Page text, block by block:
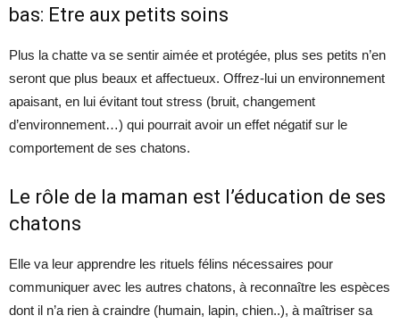
bas: Etre aux petits soins
Plus la chatte va se sentir aimée et protégée, plus ses petits n’en
seront que plus beaux et affectueux. Offrez-lui un environnement
apaisant, en lui évitant tout stress (bruit, changement
d’environnement…) qui pourrait avoir un effet négatif sur le
comportement de ses chatons.
Le rôle de la maman est l’éducation de ses
chatons
Elle va leur apprendre les rituels félins nécessaires pour
communiquer avec les autres chatons, à reconnaître les espèces
dont il n’a rien à craindre (humain, lapin, chien..), à maîtriser sa